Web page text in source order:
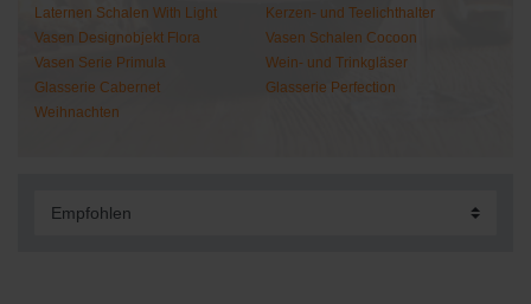
Laternen Schalen With Light
Kerzen- und Teelichthalter
Vasen Designobjekt Flora
Vasen Schalen Cocoon
Vasen Serie Primula
Wein- und Trinkgläser
Glasserie Cabernet
Glasserie Perfection
Weihnachten